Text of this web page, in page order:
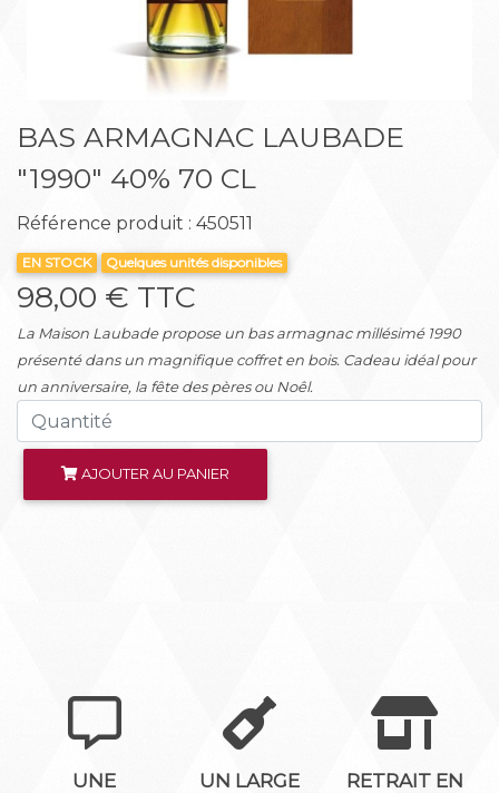
BAS ARMAGNAC LAUBADE
"1990" 40% 70 CL
Référence produit : 450511
EN STOCK Quelques unités disponibles
98,00 € TTC
La Maison Laubade propose un bas armagnac millésimé 1990
présenté dans un magnifique coffret en bois. Cadeau idéal pour
un anniversaire, la fête des pères ou Noêl.
AJOUTER AU PANIER
UNE
UN LARGE
RETRAIT EN